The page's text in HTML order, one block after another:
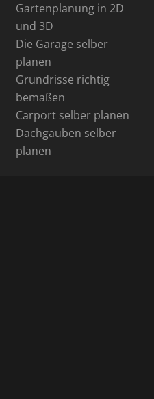
Gartenplanung in 2D
und 3D
Die Garage selber
planen
Grundrisse richtig
bemaßen
Carport selber planen
Dachgauben selber
planen